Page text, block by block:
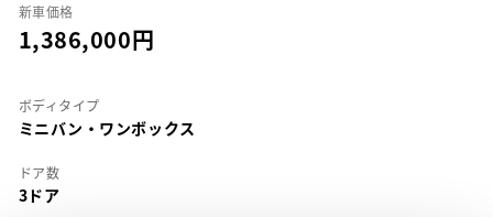
新車価格
1,386,000
ボディタイプ
ミニバン・ワンボックス
ドア数
3ドア